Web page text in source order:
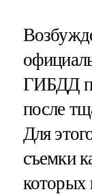
ГИБДД
после
Для
съемки
которых